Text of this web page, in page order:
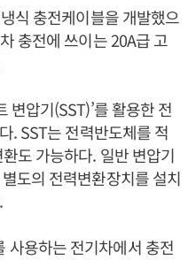
식 충전케이블을 개발했으
충전에 쓰이는 20A급 고
변압기(SST)’를 활용한 전
. SST는 전력반도체를 적
도 가능하다. 일반 변압기
도의 전력변환장치를 설치
사용하는 전기차에서 충전